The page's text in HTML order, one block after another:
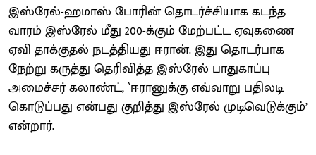
இஸ்ரேல்-ஹமாஸ் போரின் தொடர்ச்சியாக கடந்த
வாரம் இஸ்ரேல் மீது 200-க்கும் மேற்பட்ட ஏவுகணை
ஏவி தாக்குதல் நடத்தியது ஈரான். இது தொடர்பாக
நேற்று கருத்து தெரிவித்த இஸ்ரேல் பாதுகாப்பு
அமைச்சர் கலாண்ட், `ஈரானுக்கு எவ்வாறு பதிலடி
கொடுப்பது என்பது குறித்து இஸ்ரேல் முடிவெடுக்கும்’
என்றார்.